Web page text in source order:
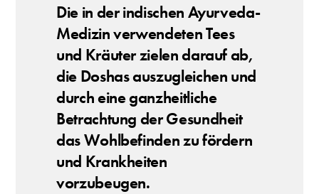
Die in der indischen Ayurveda-
Medizin verwendeten Tees
und Kräuter zielen darauf ab,
die Doshas auszugleichen und
durch eine ganzheitliche
Betrachtung der Gesundheit
das Wohlbefinden zu fördern
und Krankheiten
vorzubeugen.